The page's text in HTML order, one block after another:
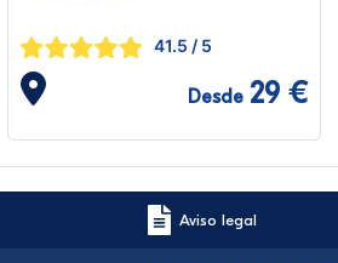
41.5 / 5
Desde 29 €
Aviso legal